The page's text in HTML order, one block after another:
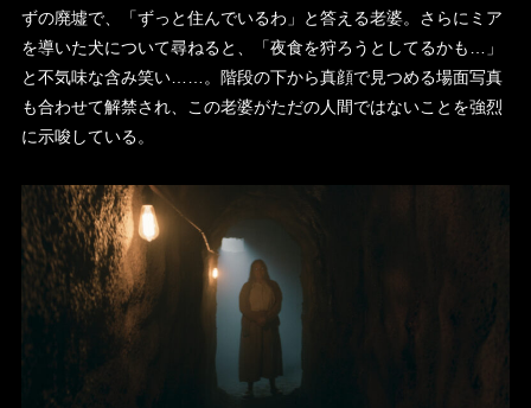
ずの廃墟で、「ずっと住んでいるわ」と答える老婆。さらにミア
を導いた犬について尋ねると、「夜食を狩ろうとしてるかも…」
と不気味な含み笑い……。階段の下から真顔で見つめる場面写真
も合わせて解禁され、この老婆がただの人間ではないことを強烈
に示唆している。